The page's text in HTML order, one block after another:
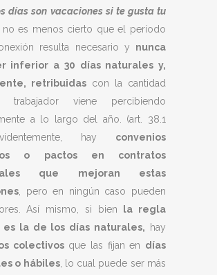
días son vacaciones si te gusta tu
no es menos cierto que el período
resulta necesario y nunca
inferior a 30 días naturales y,
retribuidas con la cantidad
viene percibiendo
a lo largo del año. (art. 38.1
hay convenios
o pactos en contratos
que mejoran estas
, pero en ningún caso pueden
Así mismo, si bien
la regla
la de los días naturales, hay
colectivosque las fijan en días
o hábiles, lo cual puede ser más